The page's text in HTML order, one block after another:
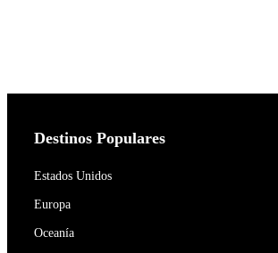
Destinos Populares
Estados Unidos
Europa
Oceanía